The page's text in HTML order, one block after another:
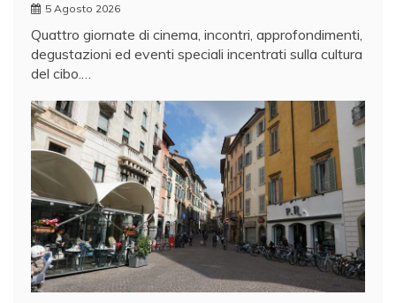
5 Agosto 2026
Quattro giornate di cinema, incontri, approfondimenti,
degustazioni ed eventi speciali incentrati sulla cultura
del cibo.…